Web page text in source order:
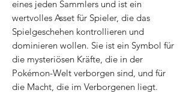
eines jeden Sammlers und ist ein
wertvolles Asset für Spieler, die das
Spielgeschehen kontrollieren und
dominieren wollen. Sie ist ein Symbol für
die mysteriösen Kräfte, die in der
Pokémon-Welt verborgen sind, und für
die Macht, die im Verborgenen liegt.